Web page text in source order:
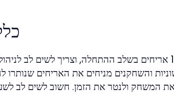
לכל שחקן ישנם 14 אריחים בשלב ההתחלה, וצריך
והשחקנים מניחים את האריחים שנותרו
המשחק ולנטר את הזמן. חשוב לשים לב